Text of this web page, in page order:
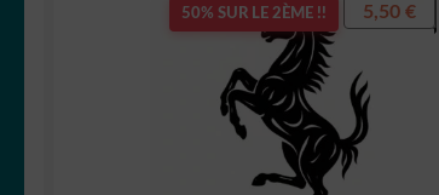
50% SUR LE 2ÈME !! 5,50€